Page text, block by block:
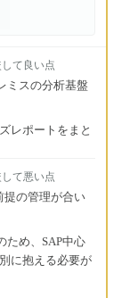
して良い点
ミスの分析基盤
レポートをまと
して悪い点
提の管理が合い
ため、SAP中心
に抱える必要が